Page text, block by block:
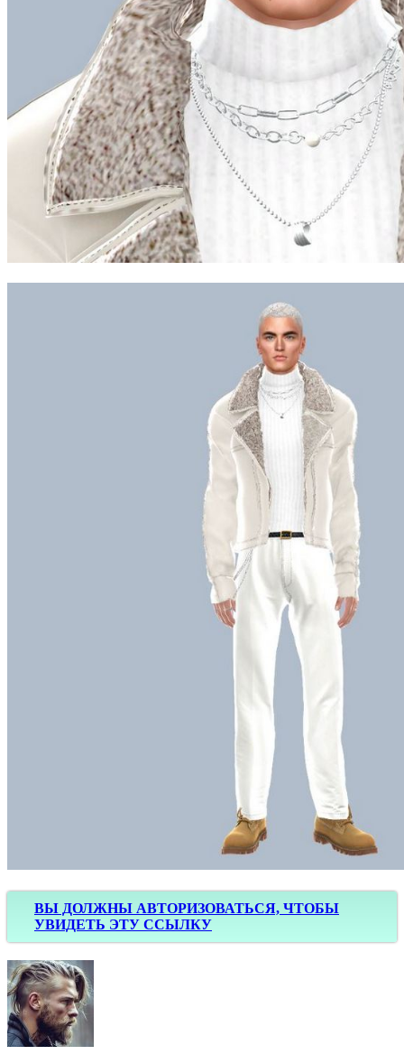
ВЫ ДОЛЖНЫ АВТОРИЗОВАТЬСЯ, ЧТОБЫ
УВИДЕТЬ ЭТУ ССЫЛКУ